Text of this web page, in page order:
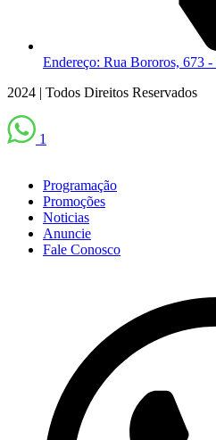
Endereço: Rua Bororos, 673
2024 | Todos Direitos Reservados
1
Programação
Promoções
Noticias
Anuncie
Fale Conosco